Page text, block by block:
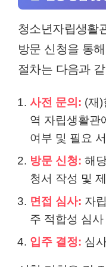
청소년자립생활
방문 신청을 통
절차는 다음과
사전 문의: (재)
역 자립생활관
여부 및 필요
방문 신청: 해
청서 작성 및
면접 심사: 자
주 적합성 심사
입주 결정: 심